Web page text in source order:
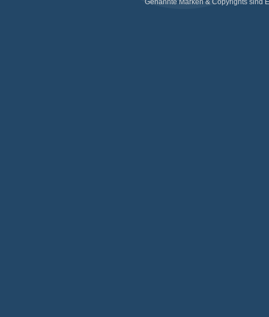
Genannte Marken & Copyrights sind